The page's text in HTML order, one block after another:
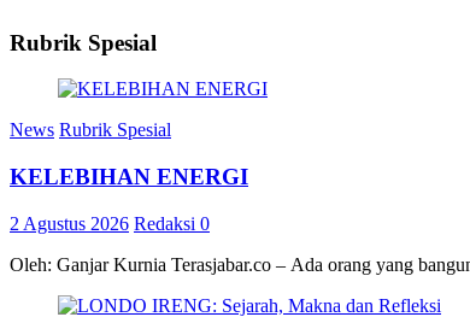
Rubrik Spesial
News Rubrik Spesial
KELEBIHAN ENERGI
2 Agustus 2026 Redaksi 0
Oleh: Ganjar Kurnia Terasjabar.co – Ada orang yang